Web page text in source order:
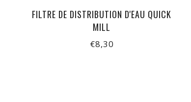
FILTRE DE DISTRIBUTION D'EAU QUICK
MILL
€8,30